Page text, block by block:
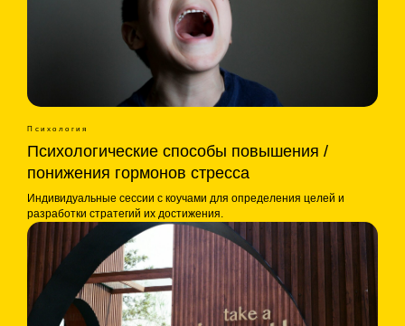
Психология
Психологические способы повышения /
понижения гормонов стресса
Индивидуальные сессии с коучами для определения целей и
разработки стратегий их достижения.